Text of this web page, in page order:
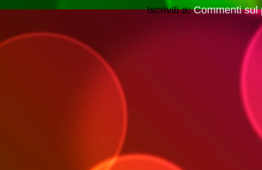
Iscriviti a:Commenti sul